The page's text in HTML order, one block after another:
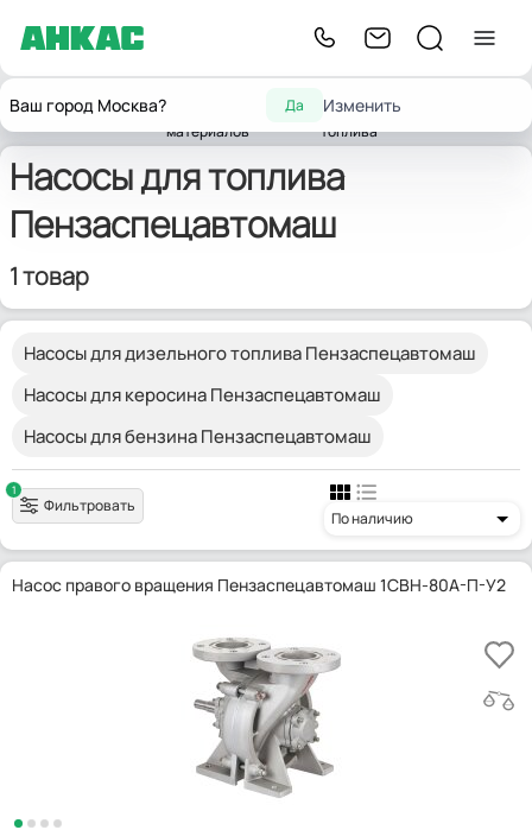
Ваш город Москва? Да Изменить
ГлавнаяНасосысмазочных
материалов
для
топлива
Пензаспецавтомаш
Насосы для топлива
Пензаспецавтомаш
1 товар
Насосы для дизельного топлива Пензаспецавтомаш
Насосы для керосина Пензаспецавтомаш
Насосы для бензина Пензаспецавтомаш
1
Фильтровать
По наличию
Насос правого вращения Пензаспецавтомаш 1СВН-80А-П-У2